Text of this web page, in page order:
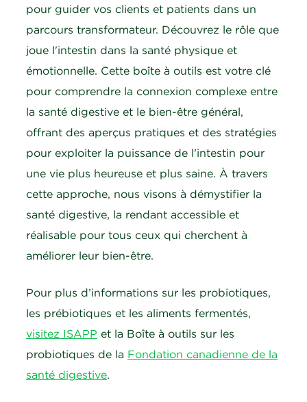
pour guider vos clients et patients dans un
parcours transformateur. Découvrez le rôle que
joue l'intestin dans la santé physique et
émotionnelle. Cette boîte à outils est votre clé
pour comprendre la connexion complexe entre
la santé digestive et le bien-être général,
offrant des aperçus pratiques et des stratégies
pour exploiter la puissance de l'intestin pour
une vie plus heureuse et plus saine. À travers
cette approche, nous visons à démystifier la
santé digestive, la rendant accessible et
réalisable pour tous ceux qui cherchent à
améliorer leur bien-être.
Pour plus d’informations sur les probiotiques,
les prébiotiques et les aliments fermentés,
visitez ISAPP et la Boîte à outils sur les
probiotiques de la Fondation canadienne de la
santé digestive.